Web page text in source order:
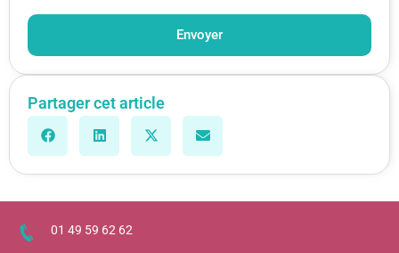
Envoyer
Partager cet article
01 49 59 62 62